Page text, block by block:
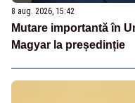
8 aug. 2026, 15:42
Mutare importantă în
Magyar la președinție